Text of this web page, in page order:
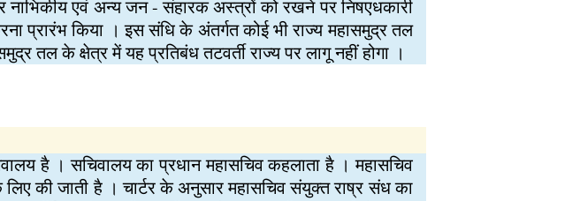
नाभिकीय एवं अन्य जन - संहारक अस्त्रों को रखने पर निषएधकारी
प्रारंभ किया । इस संधि के अंतर्गत कोई भी राज्य महासमुद्र तल
तल के क्षेत्र में यह प्रतिबंध तटवर्ती राज्य पर लागू नहीं होगा ।
है । सचिवालय का प्रधान महासचिव कहलाता है । महासचिव
लिए की जाती है । चार्टर के अनुसार महासचिव संयुक्त राष्र संध का